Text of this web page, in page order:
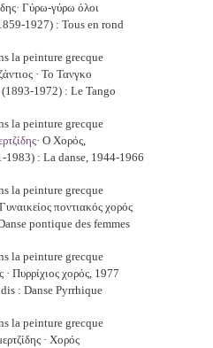
Γύρω-γύρω όλοι
1927) : Tous en rond
· Το Τανγκο
1972) : Le Tango
· Ο Χορός,
1983) : La danse, 1944-1966
ποντιακός χορός
pontique des femmes
· Πυρρίχιος χορός, 1977
: Danse Pyrrhique
· Χορός